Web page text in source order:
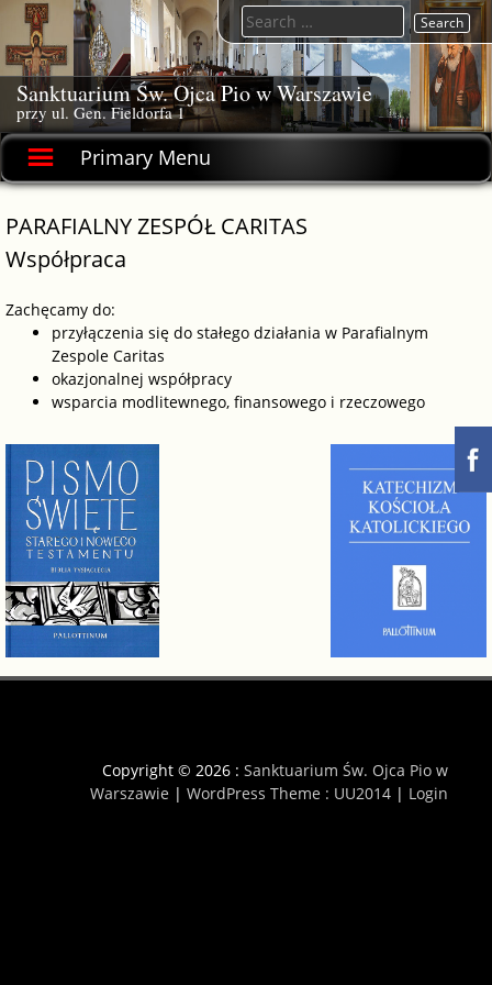
Skip
content
Sanktuarium Św. Ojca Pio w Warszawie
przy ul. Gen. Fieldorfa 1
Primary Menu
Search
for:
PARAFIALNY ZESPÓŁ CARITAS
Współpraca
Zachęcamy do:
przyłączenia się do stałego działania w Parafialnym
Zespole Caritas
okazjonalnej współpracy
wsparcia modlitewnego, finansowego i rzeczowego
Copyright © 2026 : Sanktuarium Św. Ojca Pio w
Warszawie | WordPress Theme : UU2014 | Login